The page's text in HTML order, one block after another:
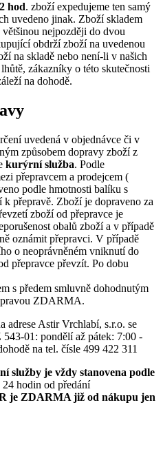
hod. zboží expedujeme ten samý
uvedeno jinak. Zboží skladem
nejpozději do dvou
obdrží zboží na uvedenou
na skladě nebo není-li v našich
zákazníky o této skutečnosti
na dohodě.
uvedená v objednávce či v
způsobem dopravy zboží z
kurýrní služba. Podle
přepravcem a prodejcem (
podle hmotnosti balíku s
přepravě. Zboží je dopraveno za
zboží od přepravce je
obalů zboží a v případě
oznámit přepravci. V případě
o neoprávněném vniknutí do
přepravce převzít. Po dobu
s předem smluvně dohodnutým
ZDARMA.
adrese Astir Vrchlabí, s.r.o. se
01: pondělí až pátek: 7:00 -
na tel. čísle 499 422 311
služby je vždy stanovena podle
24 hodin od předání
je ZDARMA již od nákupu jen